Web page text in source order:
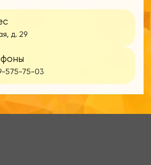
д. 29
575-75-03